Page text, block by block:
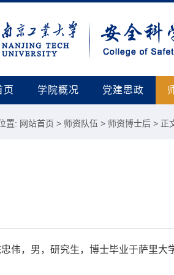
页 学院概况 党建思政
置: 网站首页 > 师资队伍 > 师资博士后 > 正
忠伟，男，研究生，博士毕业于萨里大